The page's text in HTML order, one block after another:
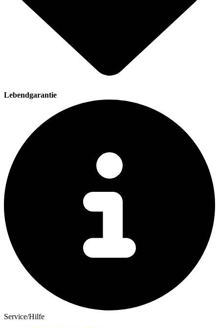
Lebendgarantie
Service/Hilfe